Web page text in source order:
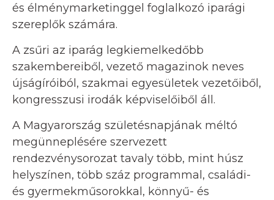
és élménymarketinggel foglalkozó iparági
szereplők számára.
A zsűri az iparág legkiemelkedőbb
szakembereiből, vezető magazinok neves
újságíróiból, szakmai egyesületek vezetőiből,
kongresszusi irodák képviselőiből áll.
A Magyarország születésnapjának méltó
megünneplésére szervezett
rendezvénysorozat tavaly több, mint húsz
helyszínen, több száz programmal, családi-
és gyermekműsorokkal, könnyű- és